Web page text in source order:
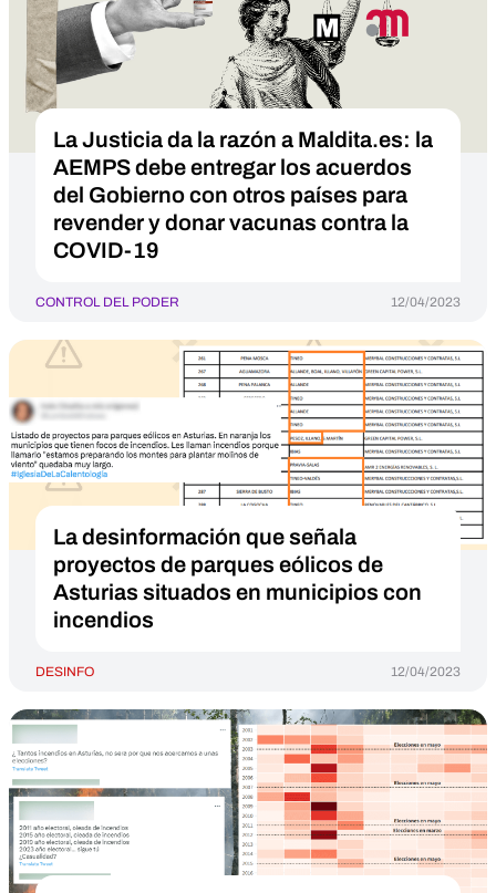
La Justicia da la razón a Maldita.es: la
AEMPS debe entregar los acuerdos
del Gobierno con otros países para
revender y donar vacunas contra la
COVID-19
CONTROL DEL PODER 12/04/2023
La desinformación que señala
proyectos de parques eólicos de
Asturias situados en municipios con
incendios
DESINFO 12/04/2023